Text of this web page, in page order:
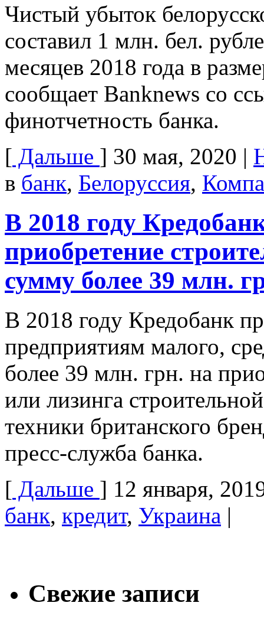
Чистый убыток
составил 1 млн. бел.
месяцев 2018 года в
сообщает Banknews со
финотчетность банка.
[ Дальше ] 30 мая, 2020 |
в банк, Белоруссия,
В 2018 году
приобретение
сумму более 39 млн.
В 2018 году Кредобанк
предприятиям малого,
более 39 млн. грн. на
или лизинга
техники британского
пресс-служба банка.
[ Дальше ] 12 января,
банк, кредит, Украина |
Свежие записи